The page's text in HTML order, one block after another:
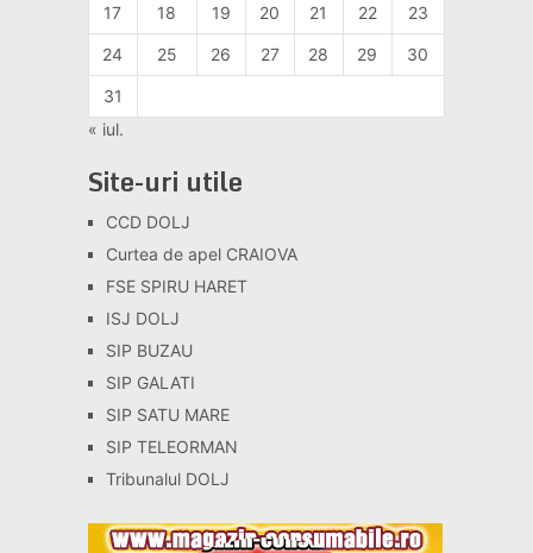
17 18 19 20 21 22 23
24 25 26 27 28 29 30
31
« iul.
Site-uri utile
CCD DOLJ
Curtea de apel CRAIOVA
FSE SPIRU HARET
ISJ DOLJ
SIP BUZAU
SIP GALATI
SIP SATU MARE
SIP TELEORMAN
Tribunalul DOLJ